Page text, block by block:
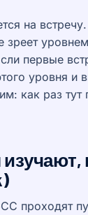
на
зреет
первые
уровня и
как раз тут
проходят